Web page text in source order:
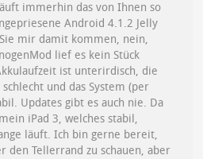
immerhin das von Ihnen so
Android 4.1.2 Jelly
mir damit kommen, nein,
lief es kein Stück
ist unterirdisch, die
und das System (per
Updates gibt es auch nie. Da
iPad 3, welches stabil,
läuft. Ich bin gerne bereit,
den Tellerrand zu schauen, aber